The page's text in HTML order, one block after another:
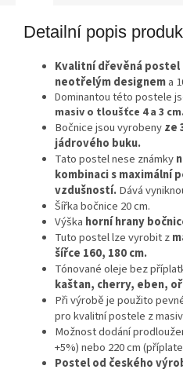
Detailní popis
Kvalitnídřevěná postel
neotřelým designema
Dominantou této postele
masiv o tloušťce 4 a 3 cm.
Bočnice jsou vyrobenyze
jádrového buku.
Tato postel nese známky
kombinaci s maximální
vzdušností.Dává
Šířka bočnice 20 cm.
Výška horní hrany
Tuto postel lze vyrobit z
šířce 160, 180 cm.
Tónované oleje bez
kaštan, cherry, eben,
Při výrobě je použito
pro kvalitní postele z
Možnost dodání
+5%) nebo 220 cm
Postel od českého